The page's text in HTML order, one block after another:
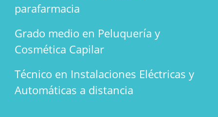
parafarmacia
Grado medio en Peluquería y
Cosmética Capilar
Técnico en Instalaciones Eléctricas y
Automáticas a distancia